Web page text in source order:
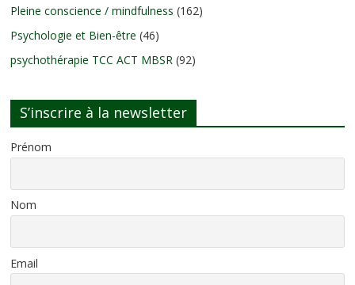
Pleine conscience / mindfulness (162)
Psychologie et Bien-être (46)
psychothérapie TCC ACT MBSR (92)
S’inscrire à la newsletter
Prénom
Nom
Email